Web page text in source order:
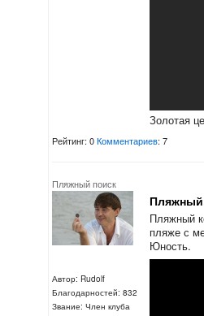
Золотая
Рейтинг: 0Комментариев: 7
Пляжный поиск
Автор: Rudolf
Благодарностей: 832
Звание: Член клуба
Пляжный
Пляжный
пляже с
Юность.